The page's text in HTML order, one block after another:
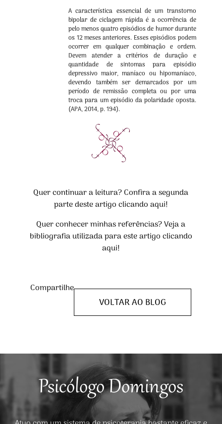
A característica essencial de um transtorno
bipolar de ciclagem rápida é a ocorrência de
pelo menos quatro episódios de humor durante
os 12 meses anteriores. Esses episódios podem
ocorrer em qualquer combinação e ordem.
Devem atender a critérios de duração e
quantidade de sintomas para episódio
depressivo maior, maníaco ou hipomaníaco,
devendo também ser demarcados por um
período de remissão completa ou por uma
troca para um episódio da polaridade oposta.
(APA, 2014, p. 194).
Quer continuar a leitura?Confira a segunda
parte deste artigo clicando aqui!
Quer conhecer minhas referências?Veja a
bibliografia utilizada para este artigo clicando
aqui!
Compartilhe
VOLTAR AO BLOG
Psicólogo Domingos